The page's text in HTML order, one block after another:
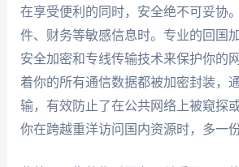
在享受便利的同时，安全绝不可妥协
件、财务等敏感信息时。专业的回国
安全加密和专线传输技术来保护你的
着你的所有通信数据都被加密封装，
输，有效防止了在公共网络上被窥探
你在跨越重洋访问国内资源时，多一份